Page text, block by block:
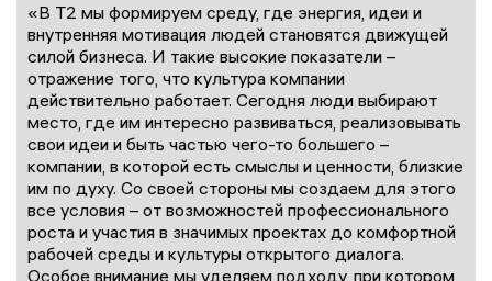
«В Т2 мы формируем среду, где энергия, идеи и
внутренняя мотивация людей становятся движущей
силой бизнеса. И такие высокие показатели –
отражение того, что культура компании
действительно работает. Сегодня люди выбирают
место, где им интересно развиваться, реализовывать
свои идеи и быть частью чего-то большего –
компании, в которой есть смыслы и ценности, близкие
им по духу. Со своей стороны мы создаем для этого
все условия – от возможностей профессионального
роста и участия в значимых проектах до комфортной
рабочей среды и культуры открытого диалога.
Особое внимание мы уделяем подходу, при котором